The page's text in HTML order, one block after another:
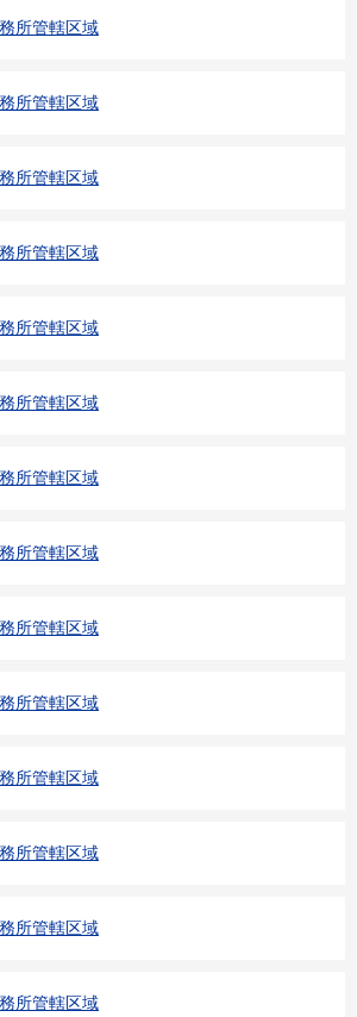
所管轄区域
所管轄区域
所管轄区域
所管轄区域
所管轄区域
所管轄区域
所管轄区域
所管轄区域
所管轄区域
所管轄区域
所管轄区域
所管轄区域
所管轄区域
所管轄区域